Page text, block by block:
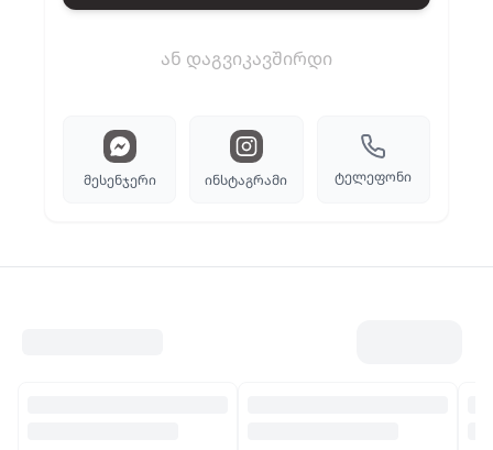
ან დაგვიკავშირდი
მესენჯერი ინსტაგრამი ტელეფონი